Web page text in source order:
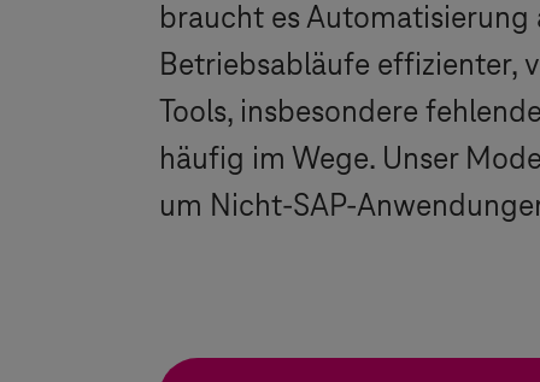
braucht es Automatisierung
Betriebsabläufe effizienter,
Tools, insbesondere
häufig im Wege. Unser
um Nicht-SAP-